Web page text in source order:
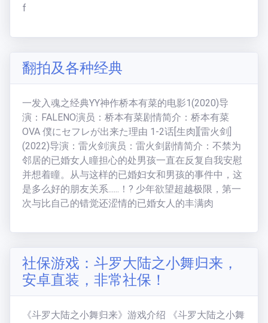
f
翻拍及各种经典
一发入魂之经典YY神作桥本有菜的电影1(2020)导
演：FALENO演员：桥本有菜剧情简介：桥本有菜
OVA 僕にセフレが出来た理由 1-2话[生肉][雷火剑]
(2022)导演：雷火剑演员：雷火剑剧情简介：不禁为
邻居的已婚女人瞳担心的处男孩一直在反复自我安慰
并想着瞳。从与这样的已婚妇女和男孩的事件中，这
是多么好的朋友关系......！? 少年欲望超越极限，第一
次与比自己的错觉还涩情的已婚女人的丰满肉
社保游戏：斗罗大陆之小舞归来，
安卓直装，非常社保！
《斗罗大陆之小舞归来》游戏介绍 《斗罗大陆之小舞